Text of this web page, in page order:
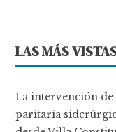
LAS MÁS
La intervención de
paritaria